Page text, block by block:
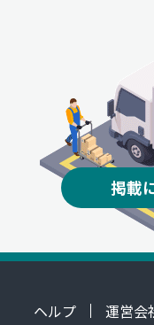
掲載
ヘルプ 運営会